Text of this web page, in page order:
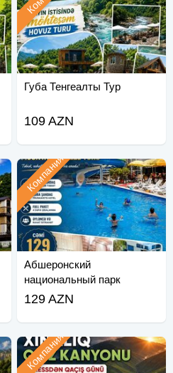
Губа Тенгеалты Тур
109 AZN
Абшеронский
национальный парк
Шахдили тур
Компания
129 AZN
Компания